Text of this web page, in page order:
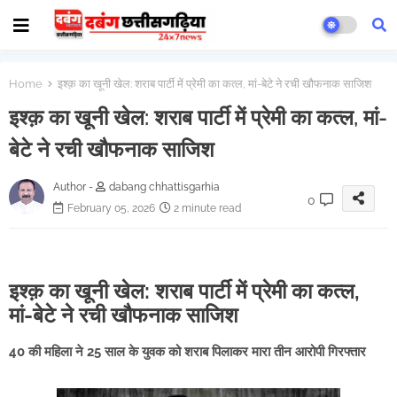
Home इश्क़ का खूनी खेल: शराब पार्टी में प्रेमी का कत्ल, मां-बेटे ने रची खौफनाक साजिश
इश्क़ का खूनी खेल: शराब पार्टी में प्रेमी का कत्ल, मां-
बेटे ने रची खौफनाक साजिश
Author -
dabang chhattisgarhia
February 05, 2026
2 minute read
0
इश्क़ का खूनी खेल: शराब पार्टी में प्रेमी का कत्ल,
मां-बेटे ने रची खौफनाक साजिश
40 की महिला ने 25 साल के युवक को शराब पिलाकर मारा तीन आरोपी गिरफ्तार